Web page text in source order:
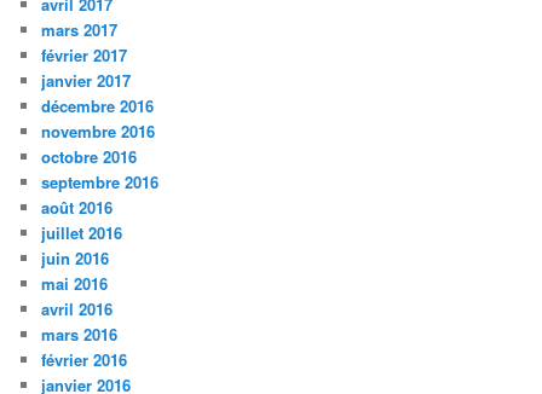
avril 2017
mars 2017
février 2017
janvier 2017
décembre 2016
novembre 2016
octobre 2016
septembre 2016
août 2016
juillet 2016
juin 2016
mai 2016
avril 2016
mars 2016
février 2016
janvier 2016